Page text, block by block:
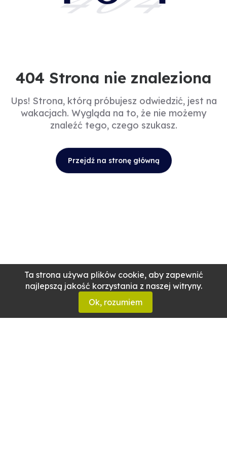
Ta strona używa plików cookie, aby zapewnić
najlepszą jakość korzystania z naszej witryny.
Ok, rozumiem
404 Strona nie znaleziona
Ups! Strona, którą próbujesz odwiedzić, jest na
wakacjach. Wygląda na to, że nie możemy
znaleźć tego, czego szukasz.
Przejdź na stronę główną